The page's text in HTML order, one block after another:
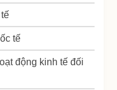
tế
động kinh tế đối